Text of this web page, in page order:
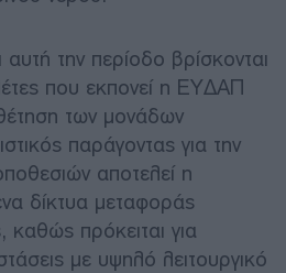
την περίοδο βρίσκονται
που εκπονεί η ΕΥΔΑΠ
των μονάδων
παράγοντας για την
αποτελεί η
δίκτυα μεταφοράς
καθώς πρόκειται για
με υψηλό λειτουργικό